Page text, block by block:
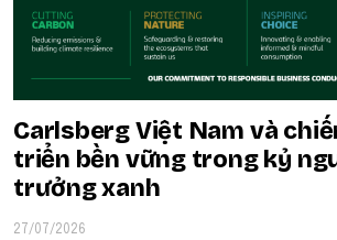
Carlsberg Việt Nam và
triển bền vững trong kỷ
trưởng xanh
27/07/2026